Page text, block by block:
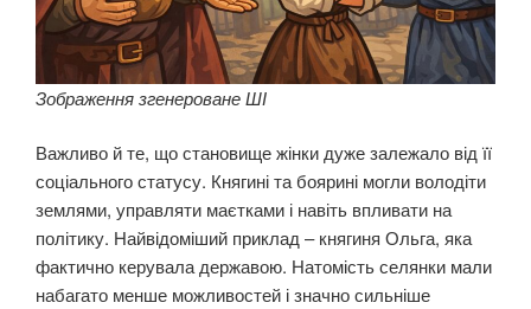
Зображення згенероване ШІ
Важливо й те, що становище жінки дуже залежало від її
соціального статусу. Княгині та боярині могли володіти
землями, управляти маєтками і навіть впливати на
політику. Найвідоміший приклад – княгиня Ольга, яка
фактично керувала державою. Натомість селянки мали
набагато менше можливостей і значно сильніше